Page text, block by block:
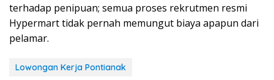
terhadap penipuan; semua proses rekrutmen resmi
Hypermart tidak pernah memungut biaya apapun dari
pelamar.
Lowongan Kerja Pontianak